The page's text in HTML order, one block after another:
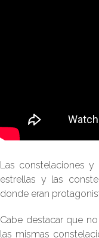
Las constelaciones
estrellas y las
donde eran
Cabe destacar que
las mismas